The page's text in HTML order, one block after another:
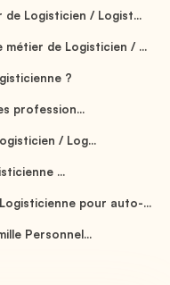
Logisticien / Logist...
de Logisticien / ...
?
profession...
/ Log...
...
pour auto-...
Personnel...